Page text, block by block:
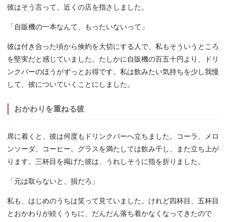
彼はそう言って、近くの店を指さしました。
「自販機の一本なんて、もったいないって」
彼は付き合った頃から倹約を大切にする人で、私もそういうところ
を堅実だと感じていました。たしかに自販機の百五十円より、ドリ
ンクバーのほうがずっとお得です。私は飲みたい気持ちを少し我慢
して、彼についていくことにしました。
おかわりを重ねる彼
席に着くと、彼は何度もドリンクバーへ立ちました。コーラ、メロ
ンソーダ、コーヒー。グラスを満たしては飲み干し、また立ち上が
ります。三杯目を掲げた彼は、うれしそうに指を折りました。
「元は取らないと、損だろ」
私も、はじめのうちは笑って見ていました。けれど四杯目、五杯目
とおかわりが続くうちに、だんだん落ち着かなくなってきたので